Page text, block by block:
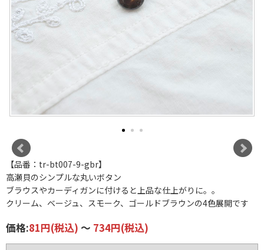
【品番：tr-bt007-9-gbr】
高瀬貝のシンプルな丸いボタン
ブラウスやカーディガンに付けると上品な仕上がりに。。
クリーム、ベージュ、スモーク、ゴールドブラウンの4色展開です
価格:81円(税込) ～ 734円(税込)